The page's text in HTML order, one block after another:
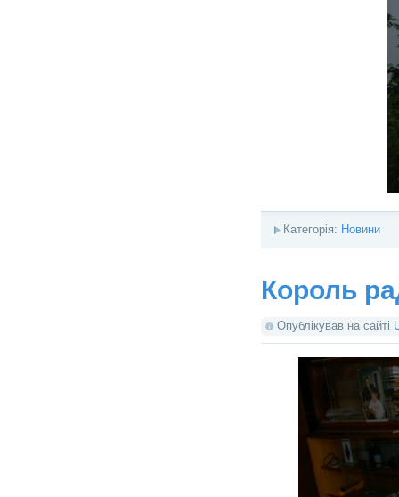
Категорія: Новини
Король
Опублікував на сайті